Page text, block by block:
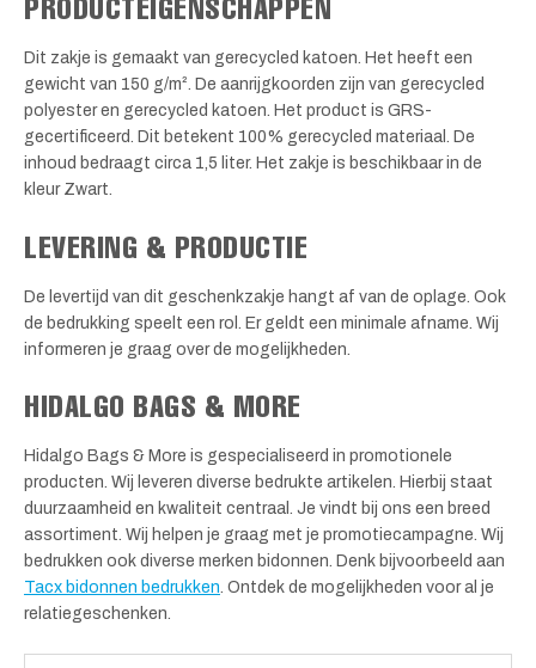
Dit zakje is gemaakt van gerecycled katoen. Het heeft een
gewicht van 150 g/m². De aanrijgkoorden zijn van gerecycled
polyester en gerecycled katoen. Het product is GRS-
gecertificeerd. Dit betekent 100% gerecycled materiaal. De
inhoud bedraagt circa 1,5 liter. Het zakje is beschikbaar in de
kleur Zwart.
LEVERING & PRODUCTIE
De levertijd van dit geschenkzakje hangt af van de oplage. Ook
de bedrukking speelt een rol. Er geldt een minimale afname. Wij
informeren je graag over de mogelijkheden.
HIDALGO BAGS & MORE
Hidalgo Bags & More is gespecialiseerd in promotionele
producten. Wij leveren diverse bedrukte artikelen. Hierbij staat
duurzaamheid en kwaliteit centraal. Je vindt bij ons een breed
assortiment. Wij helpen je graag met je promotiecampagne. Wij
bedrukken ook diverse merken bidonnen. Denk bijvoorbeeld aan
Tacx bidonnen bedrukken . Ontdek de mogelijkheden voor al je
relatiegeschenken.